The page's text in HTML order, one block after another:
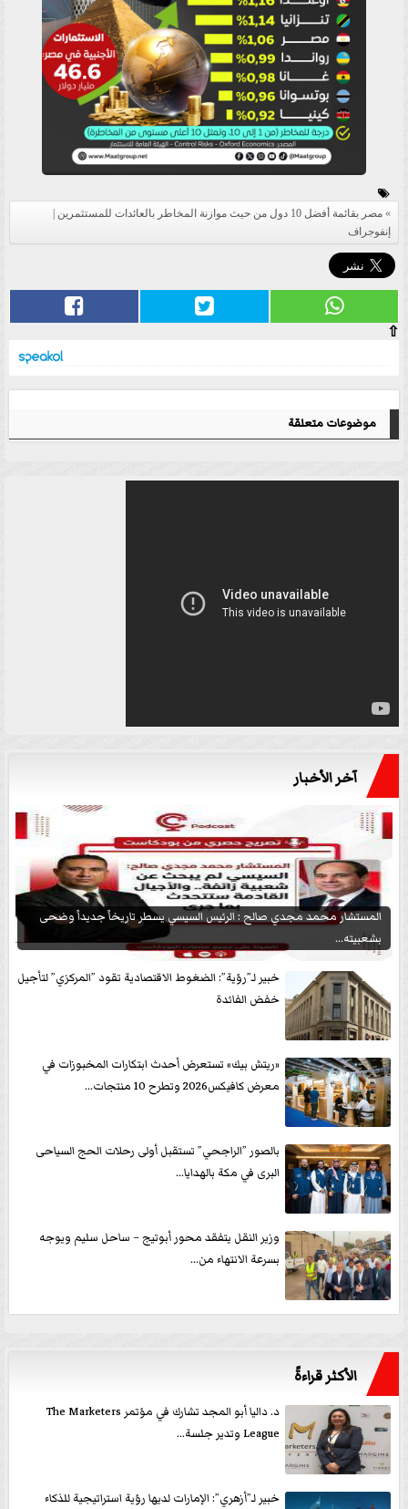
مصر بقائمة أفضل 10 دول من حيث موازنة المخاطر بالعائدات للمستثمرين |
إنفوجراف
⇧
موضوعات متعلقة
آخر الأخبار
المستشار محمد مجدي صالح : الرئيس السيسي يسطر تاريخاً جديداً وضحى
بشعبيته...
خبير لـ”رؤية”: الضغوط الاقتصادية تقود ”المركزي” لتأجيل
خفض الفائدة
«ريتش بيك» تستعرض أحدث ابتكارات المخبوزات في
معرض كافيكس2026 وتطرح 10 منتجات...
بالصور ”الراجحي” تستقبل أولى رحلات الحج السياحى
البرى في مكة بالهدايا...
وزير النقل يتفقد محور أبوتيج – ساحل سليم ويوجه
بسرعة الانتهاء من...
الأكثر قراءةً
د. داليا أبو المجد تشارك في مؤتمر The Marketers
League وتدير جلسة...
خبير لـ”أزهري”: الإمارات لديها رؤية استراتيجية للذكاء